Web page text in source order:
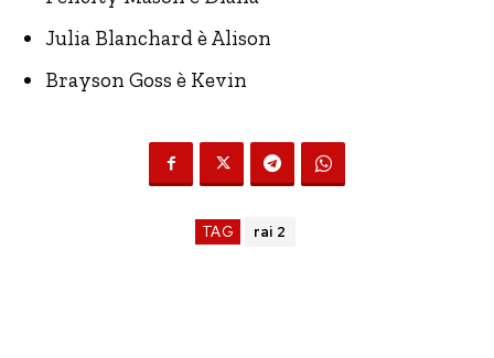
Julia Blanchard è Alison
Brayson Goss è Kevin
TAG rai 2